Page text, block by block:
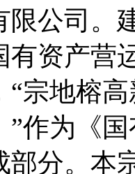
限公司。
有资产营
“宗地榕
”作为《
部分。本